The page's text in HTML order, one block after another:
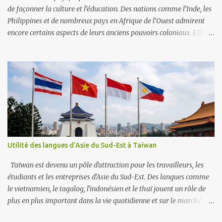
familière. J'a...
de façonner la culture et l’éducation. Des nations comme l’Inde, les
Philippines et de nombreux pays en Afrique de l’Ouest admirent
encore certains aspects de leurs anciens pouvoirs coloniaux. Elles
vers la vie moderne, les emplois mondiaux et le respect. Exemples
En Afrique francophone, le français reste la langue du
gouvernement et des écoles, considéré comme un signe de statut.
Aux Philippines, l’anglais est dominant dans les affaires et les
universités, souvent plus important que les langues locales. Au
Cameroun, les débats portent sur la question de savoir si le
français et l’anglais doivent dominer ou si les langues autochtones
doivent avoir plus de place. Avantages La maîtrise des langues
coloniales facilite le commerce, la diplomatie et les études à
l’étranger. Les parler peut ouvri...
Utilité des langues d'Asie du Sud-Est à Taïwan
Taïwan est devenu un pôle d'attraction pour les travailleurs, les
étudiants et les entreprises d'Asie du Sud-Est. Des langues comme
le vietnamien, le tagalog, l'indonésien et le thaï jouent un rôle de
plus en plus important dans la vie quotidienne et sur le marché du